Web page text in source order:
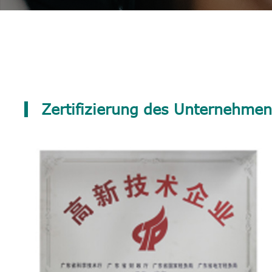
Zertifizierung des